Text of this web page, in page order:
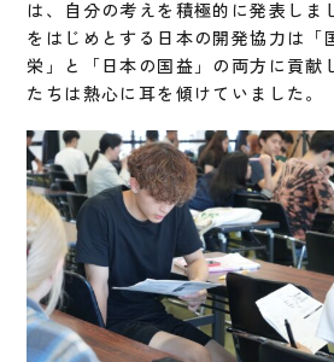
は、自分の考えを積極的に発表しま
をはじめとする日本の開発協力は「
栄」と「日本の国益」の両方に貢献
たちは熱心に耳を傾けていました。